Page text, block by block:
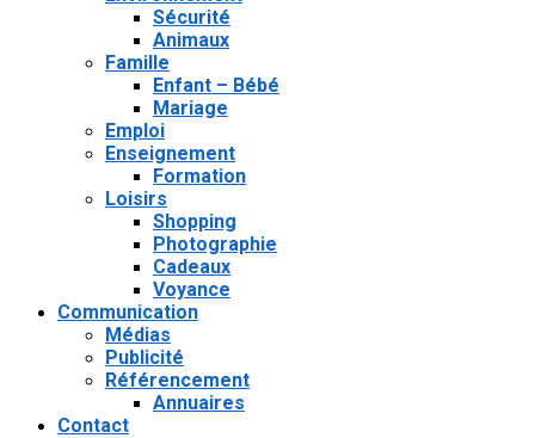
Sécurité
Animaux
Famille
Enfant – Bébé
Mariage
Emploi
Enseignement
Formation
Loisirs
Shopping
Photographie
Cadeaux
Voyance
Communication
Médias
Publicité
Référencement
Annuaires
Contact